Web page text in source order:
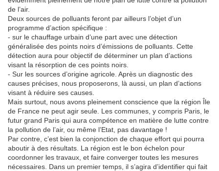
de l’air.
Deux sources de polluants feront par ailleurs l’objet d’un
programme d’action spécifique :
- sur le chauffage urbain d’une part avec une détection
généralisée des points noirs d’émissions de polluants. Cette
détection aura pour objectif de déterminer un plan d’actions
visant la résorption de ces points noirs.
- Sur les sources d’origine agricole. Après un diagnostic des
causes précises, nous proposerons, là aussi, un plan d’actions
visant à réduire ses causes.
Mais surtout, nous avons pleinement conscience que la région Île
de France ne peut agir seule. Les communes, y compris Paris, le
futur grand Paris qui aura compétence en matière de lutte contre
la pollution de l’air, ou même l’Etat, pas davantage !
Par contre, c’est bien la conjonction de chaque effort qui pourra
aboutir à des résultats. La région est le bon échelon pour
coordonner les travaux, et faire converger toutes les mesures
nécessaires. Dans un premier temps, il s’agira d’identifier qui fait